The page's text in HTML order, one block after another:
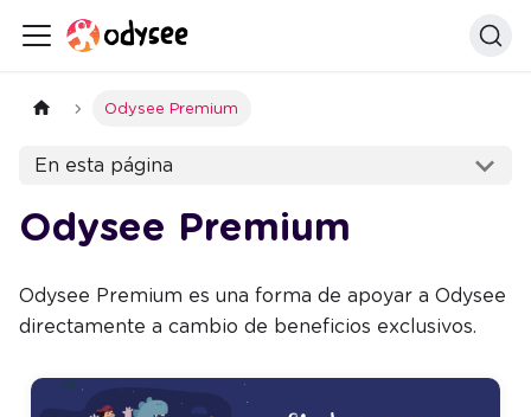
Odysee Premium
En esta página
Odysee Premium
Odysee Premium es una forma de apoyar a Odysee
directamente a cambio de beneficios exclusivos.